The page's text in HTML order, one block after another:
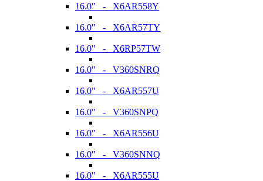
16.0" - X6AR558Y
16.0" - X6AR57TY
16.0" - X6RP57TW
16.0" - V360SNRQ
16.0" - X6AR557U
16.0" - V360SNPQ
16.0" - X6AR556U
16.0" - V360SNNQ
16.0" - X6AR555U